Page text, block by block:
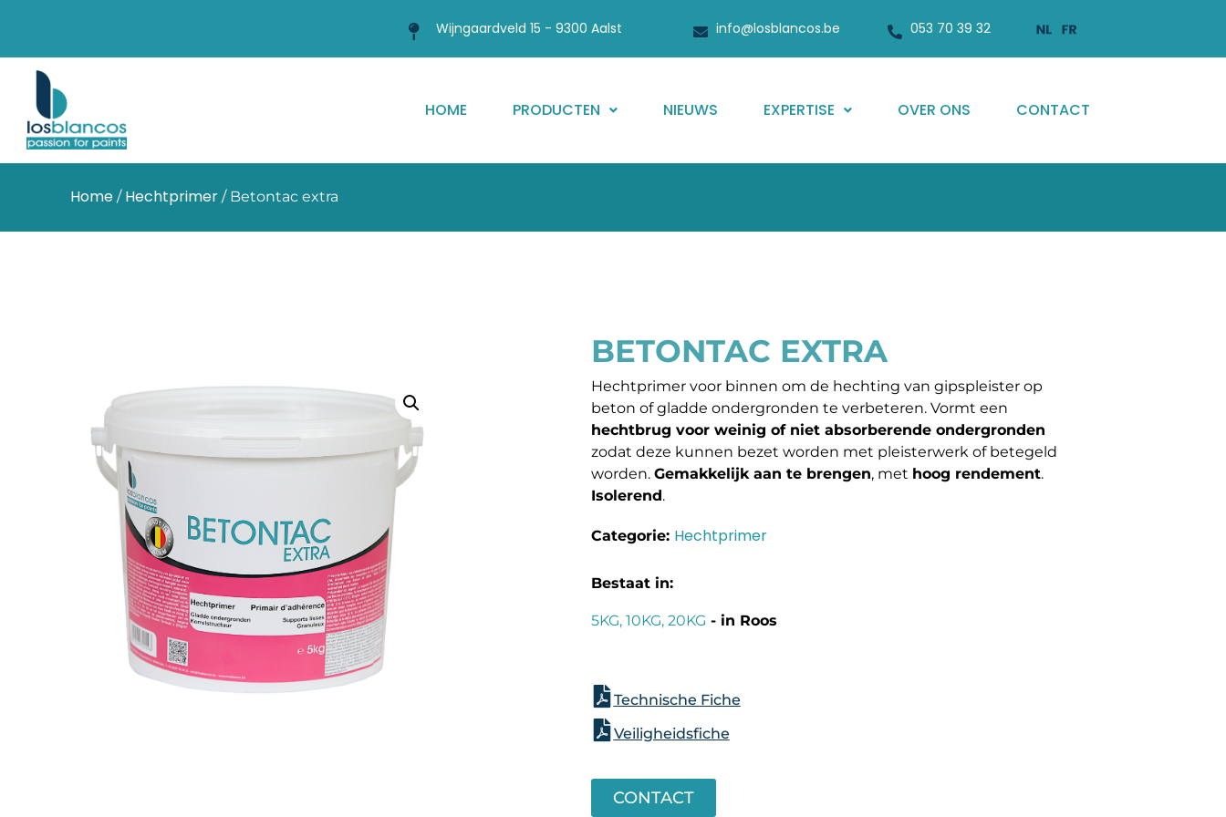
Wijngaardveld 15 - 9300 Aalst info@losblancos.be 053 70 39 32
HOME PRODUCTEN NIEUWS EXPERTISE OVER ONS CONTACT
Home / Hechtprimer / Betontac extra
BETONTAC EXTRA
Hechtprimer voor binnen om de hechting van gipspleister op
beton of gladde ondergronden te verbeteren. Vormt een
hechtbrug voor weinig of niet absorberende ondergronden
zodat deze kunnen bezet worden met pleisterwerk of betegeld
worden. Gemakkelijk aan te brengen, met hoog rendement.
Isolerend.
Categorie: Hechtprimer
Bestaat in:
5KG, 10KG, 20KG - in Roos
Technische Fiche
Veiligheidsfiche
CONTACT